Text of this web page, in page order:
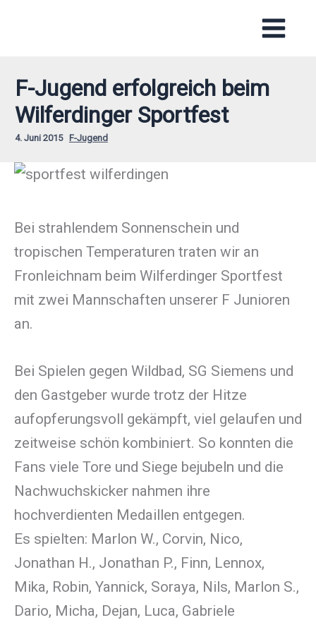
F-Jugend erfolgreich beim
Wilferdinger Sportfest
4. Juni 2015 F-Jugend
Bei strahlendem Sonnenschein und
tropischen Temperaturen traten wir an
Fronleichnam beim Wilferdinger Sportfest
mit zwei Mannschaften unserer F Junioren
an.
Bei Spielen gegen Wildbad, SG Siemens und
den Gastgeber wurde trotz der Hitze
aufopferungsvoll gekämpft, viel gelaufen und
zeitweise schön kombiniert. So konnten die
Fans viele Tore und Siege bejubeln und die
Nachwuchskicker nahmen ihre
hochverdienten Medaillen entgegen.
Es spielten: Marlon W., Corvin, Nico,
Jonathan H., Jonathan P., Finn, Lennox,
Mika, Robin, Yannick, Soraya, Nils, Marlon S.,
Dario, Micha, Dejan, Luca, Gabriele